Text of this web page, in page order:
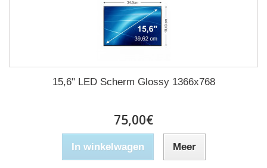
15,6" LED Scherm Glossy 1366x768
75,00€
In winkelwagen Meer